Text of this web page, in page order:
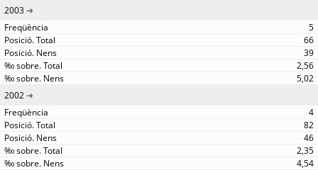
2003
5
66
39
2,56
5,02
2002
4
82
46
2,35
4,54